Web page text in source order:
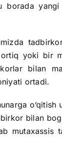
borada
yoki bir
bilan
ortadi.
bilan
mutaxassis